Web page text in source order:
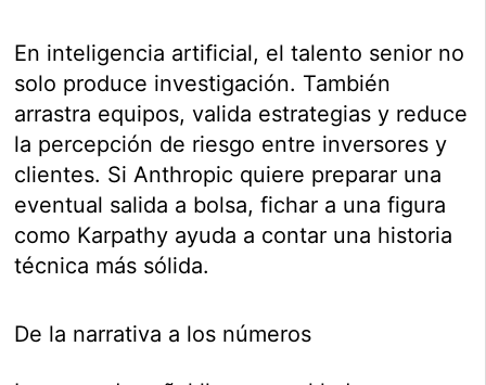
En inteligencia artificial, el talento senior no
solo produce investigación. También
arrastra equipos, valida estrategias y reduce
la percepción de riesgo entre inversores y
clientes. Si Anthropic quiere preparar una
eventual salida a bolsa, fichar a una figura
como Karpathy ayuda a contar una historia
técnica más sólida.
De la narrativa a los números